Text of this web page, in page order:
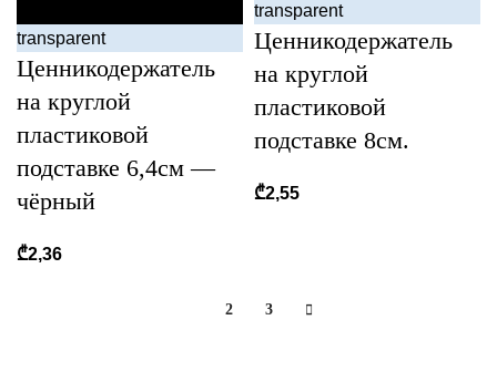
transparent
Ценникодержатель
на круглой
пластиковой
подставке 6,4см —
чёрный
₾2,36
transparent
Ценникодержатель
на круглой
пластиковой
подставке 8см.
₾2,55
2 3